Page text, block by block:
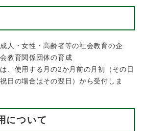
人・女性・高齢者等の社会教育の企
教育関係団体の育成
、使用する月の2か月前の月初（その日
日の場合はその翌日）から受付しま
について